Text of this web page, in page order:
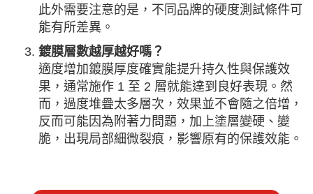
此外需要注意的是，不同品牌的硬度測試條件可
能有所差異。
鍍膜層數越厚越好嗎？
適度增加鍍膜厚度確實能提升持久性與保護效
果，通常施作 1 至 2 層就能達到良好表現。然
而，過度堆疊太多層次，效果並不會隨之倍增，
反而可能因為附著力問題，加上塗層變硬、變
脆，出現局部細微裂痕，影響原有的保護效能。